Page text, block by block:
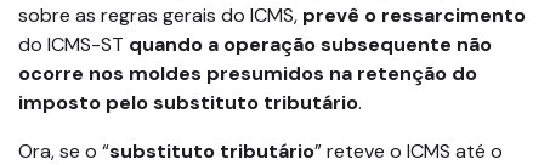
sobre as regras gerais do ICMS, prevê o ressarcimento
do ICMS-ST quando a operação subsequente não
ocorre nos moldes presumidos na retenção do
imposto pelo substituto tributário.
Ora, se o “substituto tributário” reteve o ICMS até o